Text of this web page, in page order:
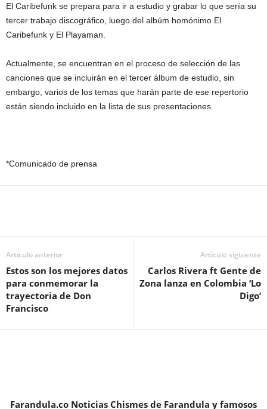
El Caribefunk se prepara para ir a estudio y grabar lo que sería su
tercer trabajo discográfico, luego del albúm homónimo El
Caribefunk y El Playaman.
Actualmente, se encuentran en el proceso de selección de las
canciones que se incluirán en el tercer álbum de estudio, sin
embargo, varios de los temas que harán parte de ese repertorio
están siendo incluido en la lista de sus presentaciones.
*Comunicado de prensa
Artículo anterior
Estos son los mejores datos
para conmemorar la
trayectoria de Don
Francisco
Artículo siguiente
Carlos Rivera ft Gente de
Zona lanza en Colombia ‘Lo
Digo’
Farandula.co Noticias Chismes de Farandula y famosos